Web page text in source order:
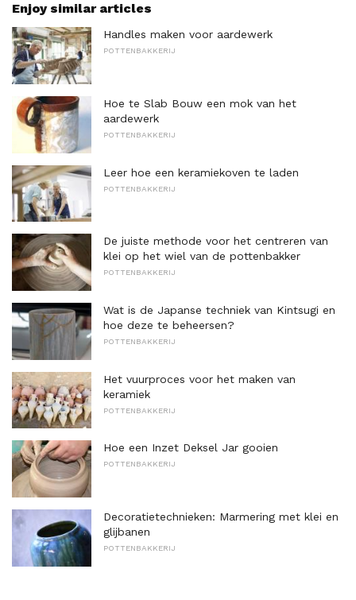
Enjoy similar articles
Handles maken voor aardewerk
POTTENBAKKERIJ
Hoe te Slab Bouw een mok van het
aardewerk
POTTENBAKKERIJ
Leer hoe een keramiekoven te laden
POTTENBAKKERIJ
De juiste methode voor het centreren van
klei op het wiel van de pottenbakker
POTTENBAKKERIJ
Wat is de Japanse techniek van Kintsugi en
hoe deze te beheersen?
POTTENBAKKERIJ
Het vuurproces voor het maken van
keramiek
POTTENBAKKERIJ
Hoe een Inzet Deksel Jar gooien
POTTENBAKKERIJ
Decoratietechnieken: Marmering met klei en
glijbanen
POTTENBAKKERIJ